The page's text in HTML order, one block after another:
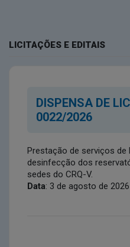
LICITAÇÕES E EDITAIS
DISPENSA DE
0022/2026
Prestação de serviços de
desinfecção dos
sedes do CRQ-V.
Data: 3 de agosto de 2026